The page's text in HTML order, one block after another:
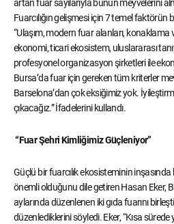
artan fuar sayılarıyla bunun meyvelerini
Fuarcılığın gelişmesi için 7 temel
“Ulaşım, modern fuar alanları, konaklama
ekonomi, ticari ekosistem, uluslararası
profesyonel organizasyon şirketleri ile
Bursa’da fuar için gereken tüm kriterler
Barselona’dan çok eksiğimiz yok.
çıkacağız.” İfadelerini kullandı.
“Fuar Şehri Kimliğimiz Güçleniyor”
Güçlü bir fuarcılık ekosisteminin
önemli olduğunu dile getiren Hasan Eker,
aylarında düzenlenen iki gıda fuarını
düzenlediklerini söyledi. Eker, “Kısa